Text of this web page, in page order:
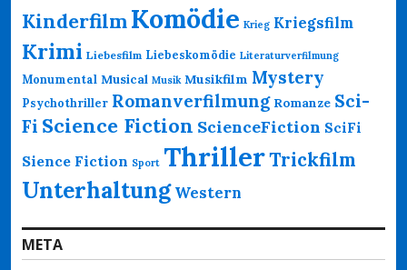
KinderfilmKomödie Krieg Kriegsfilm
Krimi Liebesfilm Liebeskomödie Literaturverfilmung
Monumental Musical Musik Musikfilm Mystery
Psychothriller Romanverfilmung Romanze Sci-
Fi Science Fiction ScienceFiction SciFi
Sience Fiction Sport ThrillerTrickfilm
Unterhaltung Western
META